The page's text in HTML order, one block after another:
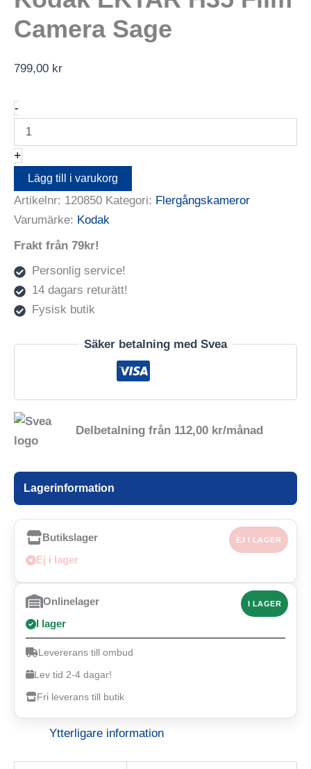
Camera Sage
799,00 kr
-Kodak
EKTAR
H35
Film
Camera
Sage
mängd
+
Lägg till i varukorg
Artikelnr: 120850 Kategori: Flergångskameror
Varumärke: Kodak
Frakt från 79kr!
Personlig service!
14 dagars returätt!
Fysisk butik
Säker betalning med Svea
Delbetalning från 112,00 kr/månad
Lagerinformation
Butikslager EJ I LAGER
Ej i lager
Onlinelager I LAGER
I lager
Levererans till ombud
Lev tid 2-4 dagar!
Fri leverans till butik
Ytterligare information